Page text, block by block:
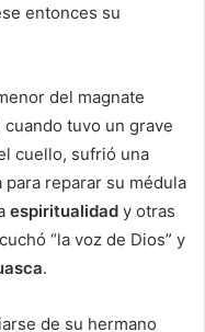
entonces su
del magnate
tuvo un grave
cuello, sufrió una
reparar su médula
espiritualidad y otras
“la voz de Dios” y
.
de su hermano